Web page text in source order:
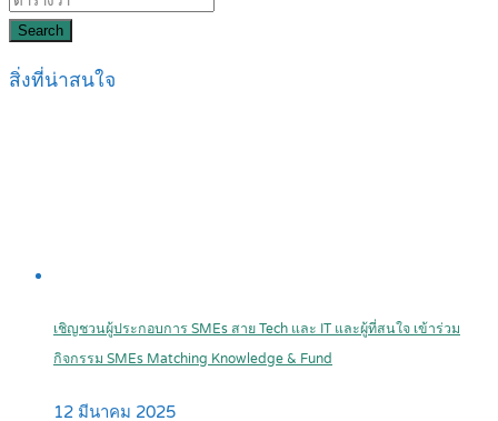
Search
สิ่งที่น่าสนใจ
เชิญชวนผู้ประกอบการ SMEs สาย Tech และ IT และผู้ที่สนใจ เข้าร่วม
กิจกรรม SMEs Matching Knowledge & Fund
12 มีนาคม 2025